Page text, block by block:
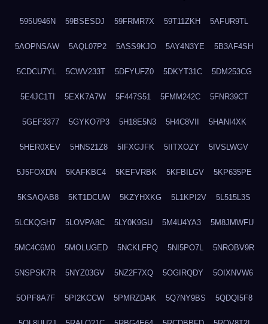
595U946N 59BSESDJ 59FRMR7X 59T11ZKH 5AFUR9TL
5AOPNSAW 5AQL07P2 5ASS9KJO 5AY4N3YE 5B3AF4SH
5CDCU7YL 5CWV233T 5DFYUFZ0 5DKYT31C 5DM253CG
5E4JC1TI 5EXK7A7W 5F447S51 5FMM242C 5FNR39CT
5GEF3377 5GYKO7P3 5H18E5N3 5H4C8VII 5HANI4XK
5HER0XEV 5HNS21Z8 5IFXGJFK 5IITXOZY 5IVSLWGV
5J5FOXDN 5KAFKBC4 5KEFVRBK 5KFBILGV 5KP635PE
5KSAQAB8 5KT1DCUW 5KZYHXKG 5L1KPI2V 5L515L3S
5LCKQGH7 5LOVPA8C 5LY0K9GU 5M4U4YA3 5M8JMWFU
5MC4C6M0 5MOLUGED 5NCKLFPQ 5NI5PO7L 5NROBV9R
5NSPSK7R 5NYZ03GV 5NZ2F7XQ 5OGIRQDY 5OIXNVW6
5OPF8A7F 5PI2KCCW 5PMRZDAK 5Q7NY9BS 5QDQI5F8